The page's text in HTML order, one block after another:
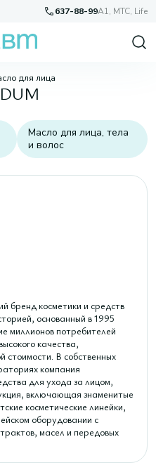
637-88-99A1, МТС, Life
для лица
Масло для лица, тела
и волос
косметики и средств
основанный в 1995
миллионов потребителей
качества,
стоимости. В собственных
компания
для ухода за лицом,
включающая знаменитые
косметические линейки,
оборудовании с
масел и передовых